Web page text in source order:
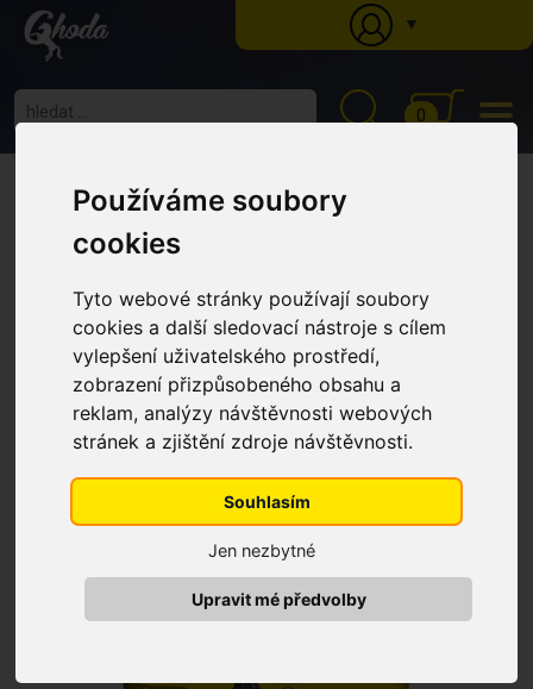
Používáme soubory
cookies
Tyto webové stránky používají soubory
cookies a další sledovací nástroje s cílem
vylepšení uživatelského prostředí,
zobrazení přizpůsobeného obsahu a
reklam, analýzy návštěvnosti webových
stránek a zjištění zdroje návštěvnosti.
Souhlasím
Jen nezbytné
Upravit mé předvolby
▼
0
vitamínovo-minerální krmný doplněk pro koně Vitamin and Mineral supplement
(Kyblík 1,5 kg)
Kompletní vitamínovo-
minerální krmný doplněk pro
koně Vitamin and Mineral
supplement (Kyblík 1,5 kg)